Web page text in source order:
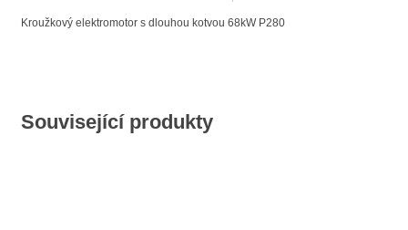
Kroužkový elektromotor s dlouhou kotvou 68kW P280
Související produkty